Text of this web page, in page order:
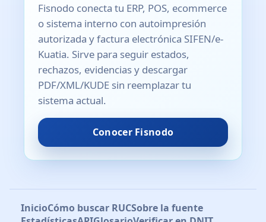
Fisnodo conecta tu ERP, POS, ecommerce
o sistema interno con autoimpresión
autorizada y factura electrónica SIFEN/e-
Kuatia. Sirve para seguir estados,
rechazos, evidencias y descargar
PDF/XML/KUDE sin reemplazar tu
sistema actual.
Conocer Fisnodo
InicioCómo buscar RUCSobre la fuente